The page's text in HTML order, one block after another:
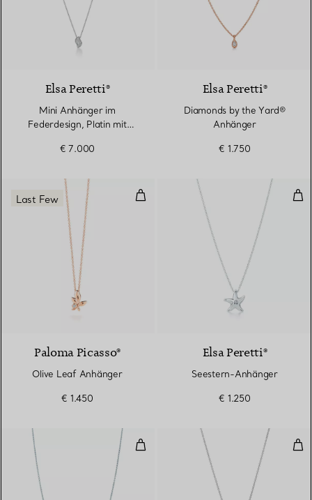
2 Materialien
Elsa Peretti®
Mini Anhänger im
Federdesign, Platin mit
€ 7.000
Elsa Peretti®
Diamonds by the Yard®
Anhänger
€ 1.750
Olive Leaf Anhänger
2 Materialien
Last Few
Paloma Picasso®
Olive Leaf Anhänger
€ 1.450
Elsa Peretti®
Seestern-Anhänger
€ 1.250
Diamonds by the Yard®